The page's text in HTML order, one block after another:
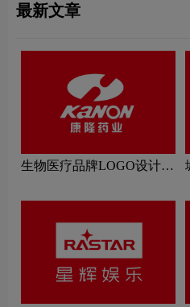
最新文章
生物医疗品牌LOGO设计理